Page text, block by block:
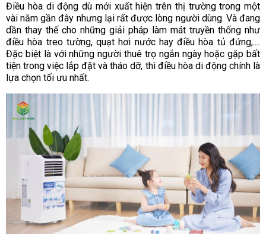
Điều hòa di động dù mới xuất hiện trên thị trường trong một
vài năm gần đây nhưng lại rất được lòng người dùng. Và đang
dần thay thế cho những giải pháp làm mát truyền thống như
điều hòa treo tường, quạt hơi nước hay điều hòa tủ đứng,....
Đặc biệt là với những người thuê trọ ngắn ngày hoặc gặp bất
tiện trong việc lắp đặt và tháo dỡ, thì điều hòa di động chính là
lựa chọn tối ưu nhất.